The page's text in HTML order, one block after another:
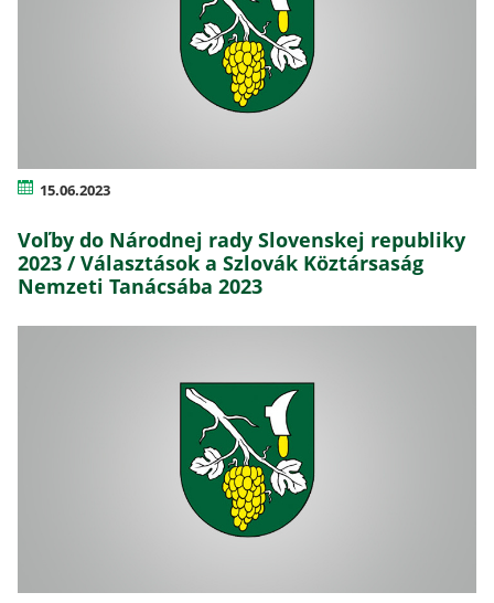
15.06.2023
Voľby do Národnej rady Slovenskej republiky
2023 / Választások a Szlovák Köztársaság
Nemzeti Tanácsába 2023